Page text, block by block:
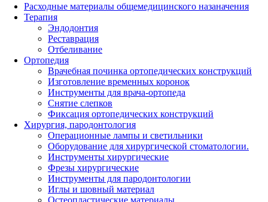
Расходные материалы общемедицинского назаначения
Терапия
Эндодонтия
Реставрация
Отбеливание
Ортопедия
Врачебная починка ортопедических конструкций
Изготовление временных коронок
Инструменты для врача-ортопеда
Снятие слепков
Фиксация ортопедических конструкций
Хирургия, пародонтология
Операционные лампы и светильники
Оборудование для хирургической стоматологии.
Инструменты хирургические
Фрезы хирургические
Инструменты для пародонтологии
Иглы и шовный материал
Остеопластические материалы